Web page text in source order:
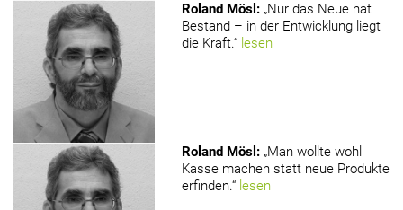
Roland Mösl : „Nur das Neue hat
Bestand – in der Entwicklung liegt
die Kraft.“ lesen
Roland Mösl : „Man wollte wohl
Kasse machen statt neue Produkte
erfinden.“ lesen